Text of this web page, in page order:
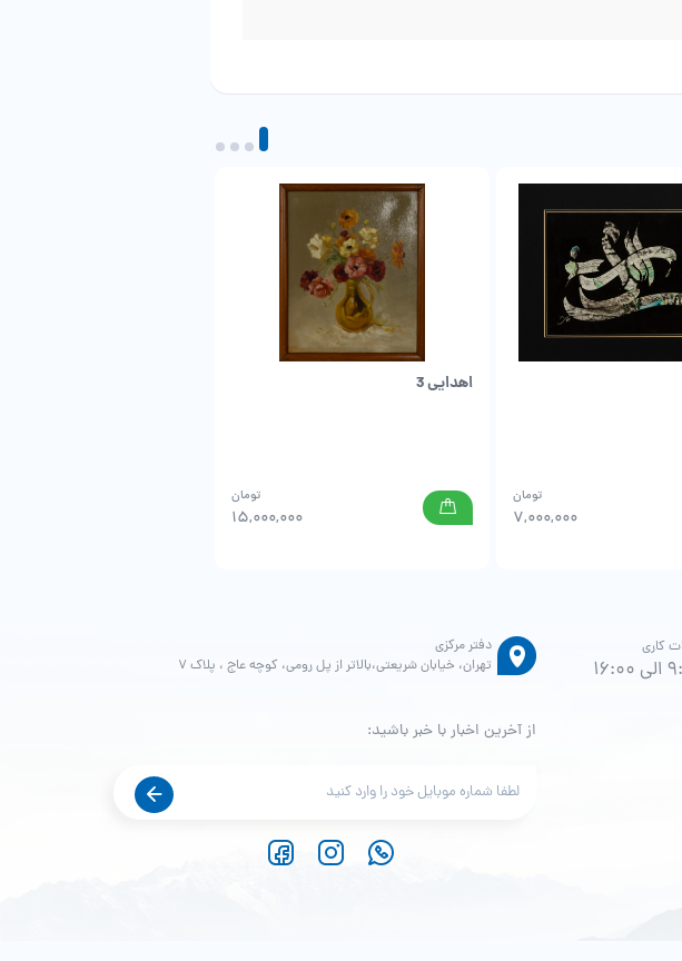
7,000,000
تومان
اهدایی 3
15,000,000
تومان
کاری
دفتر مرکزی
تهران، خیابان شریعتی،بالاتر از پل رومی، کوچه عاج ، پلاک ۷
از آخرین اخبار با خبر باشید: